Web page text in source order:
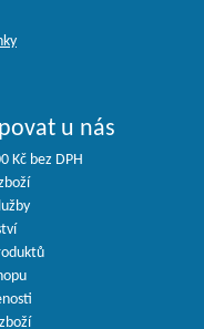
u nás
Kč bez DPH